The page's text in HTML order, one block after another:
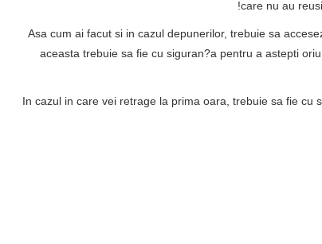
care nu au
Asa cum ai facut si in cazul depunerilor, trebuie sa
aceasta trebuie sa fie cu siguran?a pentru a astepti
In cazul in care vei retrage la prima oara, trebuie sa fie cu